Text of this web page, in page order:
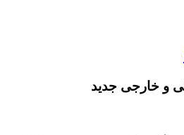
و خارجی جدید